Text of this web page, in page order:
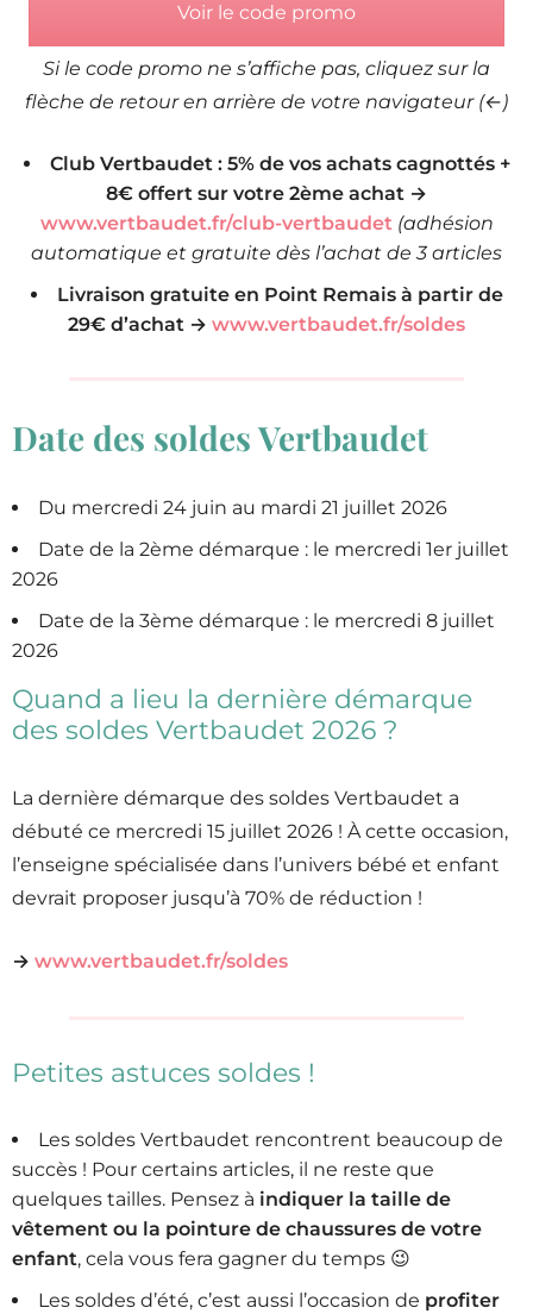
Voir le code promo
Si le code promo ne s’affiche pas, cliquez sur la
flèche de retour en arrière de votre navigateur (←)
Club Vertbaudet : 5% de vos achats cagnottés +
8€ offert sur votre 2ème achat →
www.vertbaudet.fr/club-vertbaudet (adhésion
automatique et gratuite dès l’achat de 3 articles
Livraison gratuite en Point Remais à partir de
29€ d’achat → www.vertbaudet.fr/soldes
Date des soldes Vertbaudet
Du mercredi 24 juin au mardi 21 juillet 2026
Date de la 2ème démarque : le mercredi 1er juillet
2026
Date de la 3ème démarque : le mercredi 8 juillet
2026
Quand a lieu la dernière démarque
des soldes Vertbaudet 2026 ?
La dernière démarque des soldes Vertbaudet a
débuté ce mercredi 15 juillet 2026 ! À cette occasion,
l’enseigne spécialisée dans l’univers bébé et enfant
devrait proposer jusqu’à 70% de réduction !
→ www.vertbaudet.fr/soldes
Petites astuces soldes !
Les soldes Vertbaudet rencontrent beaucoup de
succès ! Pour certains articles, il ne reste que
quelques tailles. Pensez à indiquer la taille de
vêtement ou la pointure de chaussures de votre
enfant, cela vous fera gagner du temps 😉
Les soldes d’été, c’est aussi l’occasion de profiter